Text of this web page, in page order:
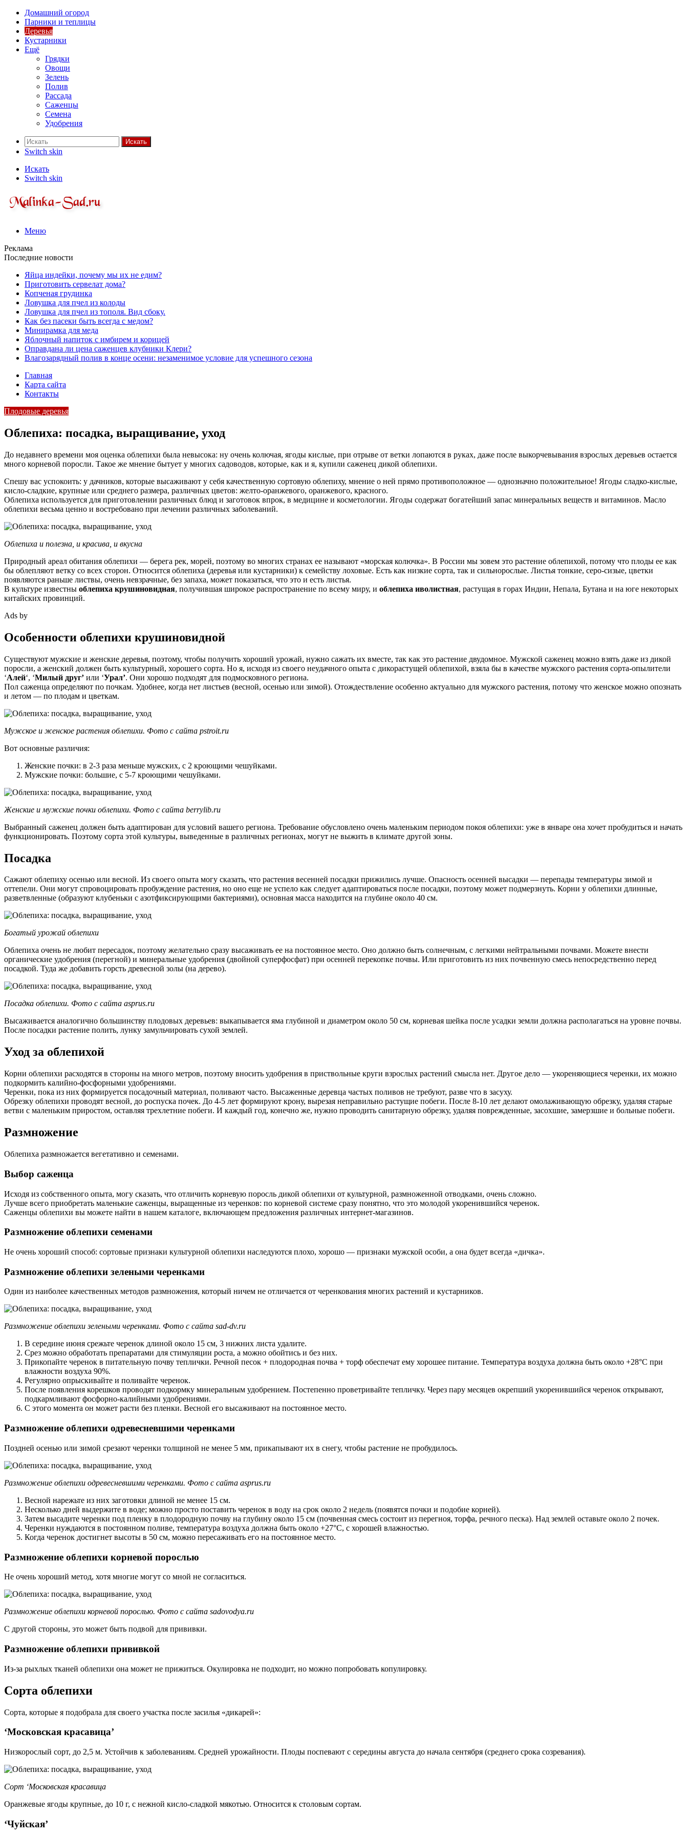
Домашний огород
Парники и теплицы
Деревья
Кустарники
Ещё
Грядки
Овощи
Зелень
Полив
Рассада
Саженцы
Семена
Удобрения
Искать
Switch skin
Искать
Switch skin
Меню
Реклама
Последние новости
Яйца индейки, почему мы их не едим?
Приготовить сервелат⁠⁠ дома?
Копченая грудинка
Ловушка для пчел из колоды
Ловушка для пчел из тополя. Вид сбоку.
Как без пасеки быть всегда с медом?
Минирамка для меда
Яблочный напиток с имбирем и корицей
Оправдана ли цена саженцев клубники Клери?
Влагозарядный полив в конце осени: незаменимое условие для успешного сезона
Главная
Карта сайта
Контакты
Плодовые деревья
Облепиха: посадка, выращивание, уход
До недавнего времени моя оценка облепихи была невысока: ну очень колючая, ягоды кислые, при отрыве от ветки лопаются в руках, даже после выкорчевывания взрослых деревьев остается
много корневой поросли. Такое же мнение бытует у многих садоводов, которые, как и я, купили саженец дикой облепихи.
Спешу вас успокоить: у дачников, которые высаживают у себя качественную сортовую облепиху, мнение о ней прямо противоположное — однозначно положительное! Ягоды сладко-кислые,
кисло-сладкие, крупные или среднего размера, различных цветов: желто-оранжевого, оранжевого, красного.
Облепиха используется для приготовлении различных блюд и заготовок впрок, в медицине и косметологии. Ягоды содержат богатейший запас минеральных веществ и витаминов. Масло
облепихи весьма ценно и востребовано при лечении различных заболеваний.
Облепиха и полезна, и красива, и вкусна
Природный ареал обитания облепихи — берега рек, морей, поэтому во многих странах ее называют «морская колючка». В России мы зовем это растение облепихой, потому что плоды ее как
бы облепляют ветку со всех сторон. Относится облепиха (деревья или кустарники) к семейству лоховые. Есть как низкие сорта, так и сильнорослые. Листья тонкие, серо-сизые, цветки
появляются раньше листвы, очень невзрачные, без запаха, может показаться, что это и есть листья.
В культуре известны облепиха крушиновидная, получившая широкое распространение по всему миру, и облепиха иволистная, растущая в горах Индии, Непала, Бутана и на юге некоторых
китайских провинций.
Ads by
Особенности облепихи крушиновидной
Существуют мужские и женские деревья, поэтому, чтобы получить хороший урожай, нужно сажать их вместе, так как это растение двудомное. Мужской саженец можно взять даже из дикой
поросли, а женский должен быть культурный, хорошего сорта. Но я, исходя из своего неудачного опыта с дикорастущей облепихой, взяла бы в качестве мужского растения сорта-опылители
‘Алей‘, ‘Милый друг’ или ‘Урал’. Они хорошо подходят для подмосковного региона.
Пол саженца определяют по почкам. Удобнее, когда нет листьев (весной, осенью или зимой). Отождествление особенно актуально для мужского растения, потому что женское можно опознать
и летом — по плодам и цветкам.
Мужское и женское растения облепихи. Фото с сайта pstroit.ru
Вот основные различия:
Женские почки: в 2-3 раза меньше мужских, с 2 кроющими чешуйками.
Мужские почки: большие, с 5-7 кроющими чешуйками.
Женские и мужские почки облепихи. Фото с сайта berrylib.ru
Выбранный саженец должен быть адаптирован для условий вашего региона. Требование обусловлено очень маленьким периодом покоя облепихи: уже в январе она хочет пробудиться и начать
функционировать. Поэтому сорта этой культуры, выведенные в различных регионах, могут не выжить в климате другой зоны.
Посадка
Сажают облепиху осенью или весной. Из своего опыта могу сказать, что растения весенней посадки прижились лучше. Опасность осенней высадки — перепады температуры зимой и
оттепели. Они могут спровоцировать пробуждение растения, но оно еще не успело как следует адаптироваться после посадки, поэтому может подмерзнуть. Корни у облепихи длинные,
разветвленные (образуют клубеньки с азотфиксирующими бактериями), основная масса находится на глубине около 40 см.
Богатый урожай облепихи
Облепиха очень не любит пересадок, поэтому желательно сразу высаживать ее на постоянное место. Оно должно быть солнечным, с легкими нейтральными почвами. Можете внести
органические удобрения (перегной) и минеральные удобрения (двойной суперфосфат) при осенней перекопке почвы. Или приготовить из них почвенную смесь непосредственно перед
посадкой. Туда же добавить горсть древесной золы (на дерево).
Посадка облепихи. Фото с сайта asprus.ru
Высаживается аналогично большинству плодовых деревьев: выкапывается яма глубиной и диаметром около 50 см, корневая шейка после усадки земли должна располагаться на уровне почвы.
После посадки растение полить, лунку замульчировать сухой землей.
Уход за облепихой
Корни облепихи расходятся в стороны на много метров, поэтому вносить удобрения в приствольные круги взрослых растений смысла нет. Другое дело — укореняющиеся черенки, их можно
подкормить калийно-фосфорными удобрениями.
Черенки, пока из них формируется посадочный материал, поливают часто. Высаженные деревца частых поливов не требуют, разве что в засуху.
Обрезку облепихи проводят весной, до роспуска почек. До 4-5 лет формируют крону, вырезая неправильно растущие побеги. После 8-10 лет делают омолаживающую обрезку, удаляя старые
ветви с маленьким приростом, оставляя трехлетние побеги. И каждый год, конечно же, нужно проводить санитарную обрезку, удаляя поврежденные, засохшие, замерзшие и больные побеги.
Размножение
Облепиха размножается вегетативно и семенами.
Выбор саженца
Исходя из собственного опыта, могу сказать, что отличить корневую поросль дикой облепихи от культурной, размноженной отводками, очень сложно.
Лучше всего приобретать маленькие саженцы, выращенные из черенков: по корневой системе сразу понятно, что это молодой укоренившийся черенок.
Саженцы облепихи вы можете найти в нашем каталоге, включающем предложения различных интернет-магазинов.
Размножение облепихи семенами
Не очень хороший способ: сортовые признаки культурной облепихи наследуются плохо, хорошо — признаки мужской особи, а она будет всегда «дичка».
Размножение облепихи зелеными черенками
Один из наиболее качественных методов размножения, который ничем не отличается от черенкования многих растений и кустарников.
Размножение облепихи зелеными черенками. Фото с сайта sad-dv.ru
В середине июня срежьте черенок длиной около 15 см, 3 нижних листа удалите.
Срез можно обработать препаратами для стимуляции роста, а можно обойтись и без них.
Прикопайте черенок в питательную почву теплички. Речной песок + плодородная почва + торф обеспечат ему хорошее питание. Температура воздуха должна быть около +28°С при
влажности воздуха 90%.
Регулярно опрыскивайте и поливайте черенок.
После появления корешков проводят подкормку минеральным удобрением. Постепенно проветривайте тепличку. Через пару месяцев окрепший укоренившийся черенок открывают,
подкармливают фосфорно-калийными удобрениями.
С этого момента он может расти без пленки. Весной его высаживают на постоянное место.
Размножение облепихи одревесневшими черенками
Поздней осенью или зимой срезают черенки толщиной не менее 5 мм, прикапывают их в снегу, чтобы растение не пробудилось.
Размножение облепихи одревесневшими черенками. Фото с сайта asprus.ru
Весной нарежьте из них заготовки длиной не менее 15 см.
Несколько дней выдержите в воде; можно просто поставить черенок в воду на срок около 2 недель (появятся почки и подобие корней).
Затем высадите черенки под пленку в плодородную почву на глубину около 15 см (почвенная смесь состоит из перегноя, торфа, речного песка). Над землей оставьте около 2 почек.
Черенки нуждаются в постоянном поливе, температура воздуха должна быть около +27°С, с хорошей влажностью.
Когда черенок достигнет высоты в 50 см, можно пересаживать его на постоянное место.
Размножение облепихи корневой порослью
Не очень хороший метод, хотя многие могут со мной не согласиться.
Размножение облепихи корневой порослью. Фото с сайта sadovodya.ru
С другой стороны, это может быть подвой для прививки.
Размножение облепихи прививкой
Из-за рыхлых тканей облепихи она может не прижиться. Окулировка не подходит, но можно попробовать копулировку.
Сорта облепихи
Сорта, которые я подобрала для своего участка после засилья «дикарей»:
‘Московская красавица’
Низкорослый сорт, до 2,5 м. Устойчив к заболеваниям. Средней урожайности. Плоды поспевают с середины августа до начала сентября (среднего срока созревания).
Сорт ‘Московская красавица
Оранжевые ягоды крупные, до 10 г, с нежной кисло-сладкой мякотью. Относится к столовым сортам.
‘Чуйская’